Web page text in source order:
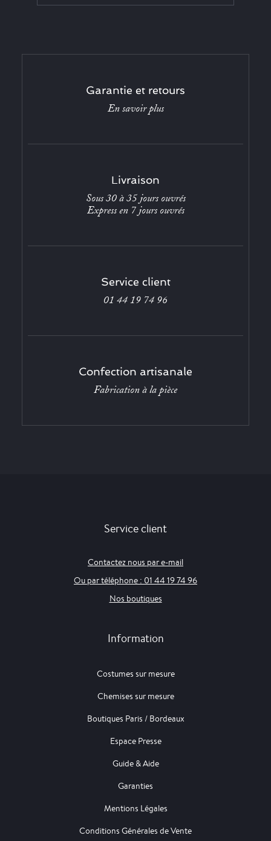
Garantie et retours
En savoir plus
Livraison
Sous 30 à 35 jours ouvrés
Express en 7 jours ouvrés
Service client
01 44 19 74 96
Confection artisanale
Fabrication à la pièce
Service client
Contactez nous par e-mail
Ou par téléphone : 01 44 19 74 96
Nos boutiques
Information
Costumes sur mesure
Chemises sur mesure
Boutiques Paris / Bordeaux
Espace Presse
Guide & Aide
Garanties
Mentions Légales
Conditions Générales de Vente